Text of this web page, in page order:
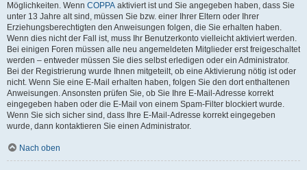
Möglichkeiten. Wenn COPPA aktiviert ist und Sie angegeben haben, dass Sie
unter 13 Jahre alt sind, müssen Sie bzw. einer Ihrer Eltern oder Ihrer
Erziehungsberechtigten den Anweisungen folgen, die Sie erhalten haben.
Wenn dies nicht der Fall ist, muss Ihr Benutzerkonto vielleicht aktiviert werden.
Bei einigen Foren müssen alle neu angemeldeten Mitglieder erst freigeschaltet
werden – entweder müssen Sie dies selbst erledigen oder ein Administrator.
Bei der Registrierung wurde Ihnen mitgeteilt, ob eine Aktivierung nötig ist oder
nicht. Wenn Sie eine E-Mail erhalten haben, folgen Sie den dort enthaltenen
Anweisungen. Ansonsten prüfen Sie, ob Sie Ihre E-Mail-Adresse korrekt
eingegeben haben oder die E-Mail von einem Spam-Filter blockiert wurde.
Wenn Sie sich sicher sind, dass Ihre E-Mail-Adresse korrekt eingegeben
wurde, dann kontaktieren Sie einen Administrator.
Nach oben